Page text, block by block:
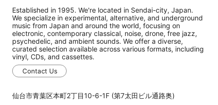
Established in 1995. We're located in Sendai-city, Japan.
We specialize in experimental, alternative, and underground
music from Japan and around the world, focusing on
electronic, contemporary classical, noise, drone, free jazz,
psychedelic, and ambient sounds. We offer a diverse,
curated selection available across various formats, including
vinyl, CDs, and cassettes.
Contact Us
仙台市青葉区本町2丁目10-6-1F (第7太田ビル通路奥)